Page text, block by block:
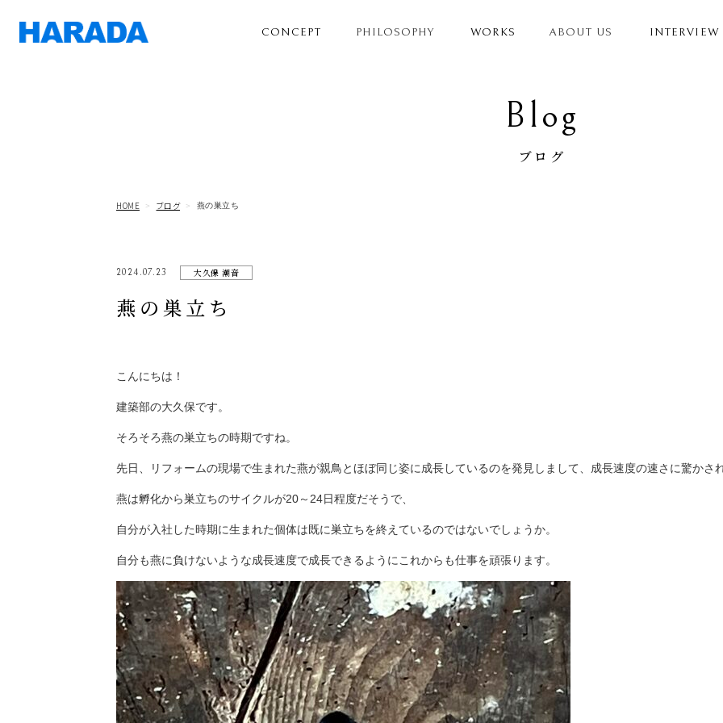
CONCEPT PHILOSOPHY WORKS ABOUT US INTERVIEW
Blog
ブログ
HOME ブログ 燕の巣立ち
2024.07.23 大久保 潮音
燕の巣立ち
こんにちは！
建築部の大久保です。
そろそろ燕の巣立ちの時期ですね。
先日、リフォームの現場で生まれた燕が親鳥とほぼ同じ姿に成長しているのを発見しまして、成長速度の速さに驚かさ
燕は孵化から巣立ちのサイクルが20～24日程度だそうで、
自分が入社した時期に生まれた個体は既に巣立ちを終えているのではないでしょうか。
自分も燕に負けないような成長速度で成長できるようにこれからも仕事を頑張ります。